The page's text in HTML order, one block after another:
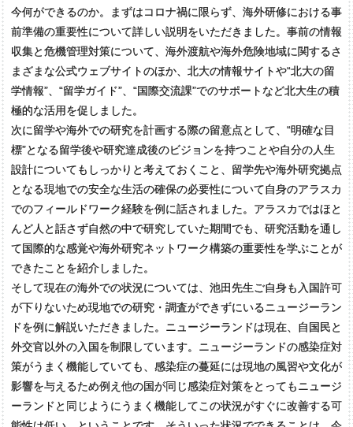
今何ができるのか。まずはコロナ禍に限らず、海外研修における事
前準備の重要性について詳しい説明をいただきました。事前の情報
収集と危機管理対策について、海外渡航や海外危険地域に関するさ
まざまな公式ウェブサイトのほか、北大の情報サイトや“北大の留
学情報”、“留学ガイド”、“国際交流課”でのサポートなど北大生の積
極的な活用を促しました。
次に留学や海外での研究を計画する際の留意点として、“明確な目
標”となる留学後や研究達成後のビジョンを持つことや自分の人生
設計についてもしっかりと考えておくこと、留学先や海外研究拠点
となる現地での安全な生活の確保の必要性について自身のアラスカ
でのフィールドワーク経験を例に話されました。アラスカではほと
んど人と話さず自然の中で研究していた期間でも、研究活動を通し
て国際的な感覚や海外研究ネットワーク構築の重要性を学ぶことが
できたことを紹介しました。
そして現在の海外での状況については、池田先生ご自身も入国許可
が下りないため現地での研究・調査ができずにいるニュージーラン
ドを例に解説いただきました。ニュージーランドは現在、自国民と
外交官以外の入国を制限しています。ニュージーランドの感染症対
策がうまく機能していても、感染症の蔓延には現地の風習や文化が
影響を与えるため例え他の国が同じ感染症対策をとってもニュージ
ーランドと同じようにうまく機能してこの状況がすぐに改善する可